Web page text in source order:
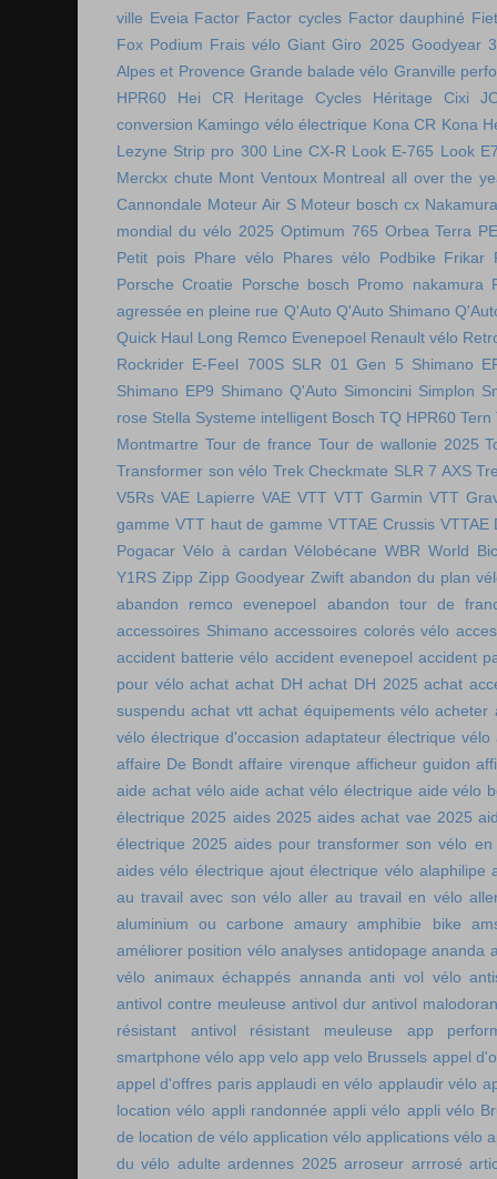
ville Eveia Factor Factor cycles Factor dauphiné
Fox Podium Frais vélo Giant Giro 2025 Goodyear
Alpes et Provence Grande balade vélo Granville
HPR60
Hei CR Heritage Cycles Héritage Cixi
conversion Kamingo vélo électrique Kona CR Kona
Lezyne Strip pro 300 Line CX-R Look E-765 Look
Merckx chute Mont Ventoux Montreal all over the
Cannondale Moteur Air S Moteur bosch cx
mondial du vélo 2025 Optimum 765 Orbea Terra
Petit pois Phare vélo Phares vélo Podbike Frikar
Porsche Croatie
Porsche bosch Promo nakamura
agressée en pleine rue Q'Auto Q'Auto Shimano
Quick Haul Long Remco Evenepoel Renault vélo
Rockrider E-Feel 700S SLR 01 Gen 5 Shimano
Shimano EP9 Shimano Q'Auto Simoncini Simplon
rose Stella Systeme intelligent Bosch TQ HPR60 Tern
Montmartre Tour de france Tour de wallonie 2025
Transformer son vélo Trek Checkmate SLR 7 AXS
V5Rs VAE Lapierre VAE VTT VTT Garmin VTT
gamme VTT haut de gamme VTTAE Crussis VTTAE
Pogacar Vélo à cardan Vélobécane WBR World
Y1RS Zipp Zipp Goodyear Zwift abandon du plan
abandon remco evenepoel
abandon tour de
accessoires Shimano accessoires colorés vélo
accident batterie vélo accident evenepoel accident
pour vélo achat achat DH achat DH 2025 achat
suspendu achat vtt achat équipements vélo acheter
vélo électrique d'occasion adaptateur électrique vélo
affaire De Bondt affaire virenque afficheur guidon
aide achat vélo aide achat vélo électrique aide vélo
électrique 2025 aides 2025 aides achat vae 2025
électrique 2025 aides pour transformer son vélo en
aides vélo électrique ajout électrique vélo alaphilipe
au travail avec son vélo aller au travail en vélo
aluminium ou carbone
amaury amphibie bike
améliorer position vélo analyses antidopage ananda
vélo animaux échappés annanda anti vol vélo
antivol contre meuleuse antivol dur antivol
résistant
antivol résistant meuleuse
app
smartphone vélo app velo app velo Brussels appel
appel d'offres paris applaudi en vélo applaudir vélo
location vélo appli randonnée appli vélo appli vélo
de location de vélo application vélo applications vélo
du vélo adulte ardennes 2025 arroseur arrrosé